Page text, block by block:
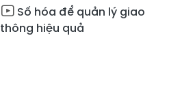
Số hóa để quản lý giao
thông hiệu quả